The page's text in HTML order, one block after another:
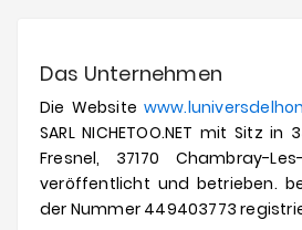
Zubehör
Strümpfe
Packs
Das Unternehmen
Die Website
SARL NICHETOO.NET mit Sitz
Fresnel, 37170 Chambray-
veröffentlicht und betrieben.
der Nummer 449403773